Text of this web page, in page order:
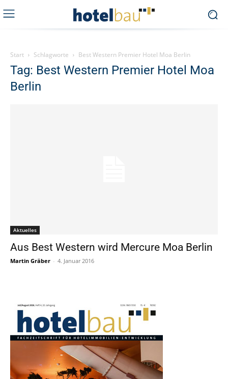
Start Schlagworte Best Western Premier Hotel Moa Berlin
Tag: Best Western Premier Hotel Moa
Berlin
Aktuelles
Aus Best Western wird Mercure Moa Berlin
Martin Gräber - 4. Januar 2016